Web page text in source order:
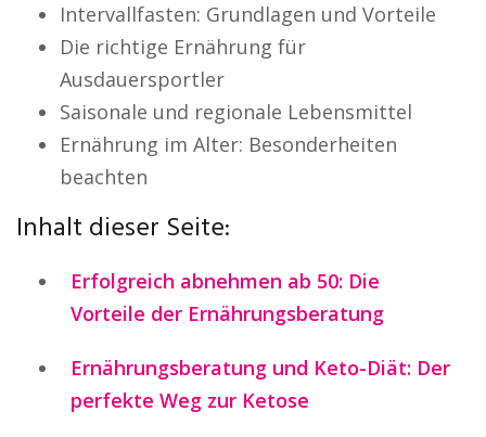
Intervallfasten: Grundlagen und Vorteile
Die richtige Ernährung für
Ausdauersportler
Saisonale und regionale Lebensmittel
Ernährung im Alter: Besonderheiten
beachten
Inhalt dieser Seite:
Erfolgreich abnehmen ab 50: Die
Vorteile der Ernährungsberatung
Ernährungsberatung und Keto-Diät: Der
perfekte Weg zur Ketose